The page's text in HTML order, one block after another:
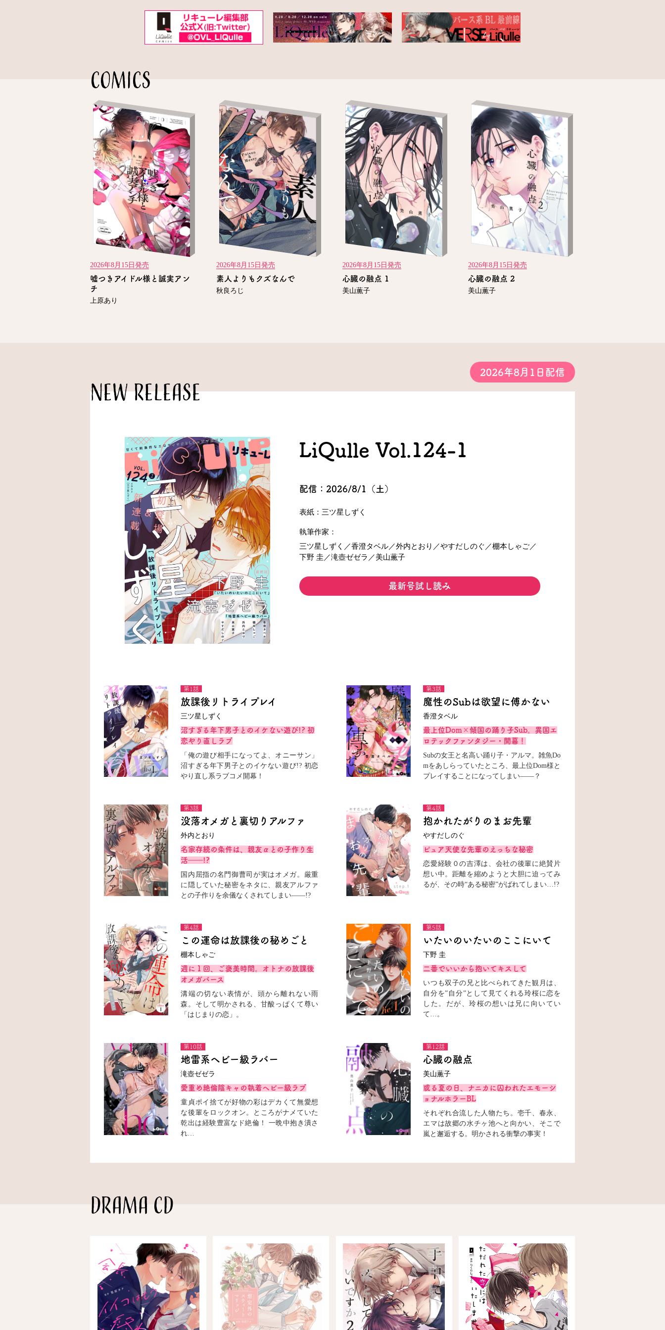
COMICS
2026年8月15日発売
嘘つきアイドル様と誠実アン
チ
上原あり
2026年8月15日発売
素人よりもクズなんで
秋良ろじ
2026年8月15日発売
心臓の融点 1
美山薫子
2026年8月15日発売
心臓の融点 2
美山薫子
NEW RELEASE 2026年8月1日配信
LiQulle Vol.124-1
配信：2026/8/1（土）
表紙：三ツ星しずく
執筆作家：
三ツ星しずく／香澄タベル／外内とおり／やすだしのぐ／棚本しゃご／
下野 圭／滝壺ゼゼラ／美山薫子
最新号試し読み
第1話
放課後リトライプレイ
三ツ星しずく
沼すぎる年下男子とのイケない遊び!? 初
恋やり直しラブ
「俺の遊び相手になってよ、オニーサン」
沼すぎる年下男子とのイケない遊び!? 初恋
やり直し系ラブコメ開幕！
第3話
魔性のSubは欲望に傅かない
香澄タベル
最上位Dom×傾国の踊り子Sub。異国エ
ロテックファンタジー・開幕！
Subの女王と名高い踊り子・アルマ。雑魚Do
mをあしらっていたところ、最上位Dom様と
プレイすることになってしまい――？
第3話
没落オメガと裏切りアルファ
外内とおり
名家存続の条件は、親友αとの子作り生
活――!?
国内屈指の名門御曹司が実はオメガ。厳重
に隠していた秘密をネタに、親友アルファ
との子作りを余儀なくされてしまい――!?
第4話
抱かれたがりのまお先輩
やすだしのぐ
ピュア天使な先輩のえっちな秘密
恋愛経験０の吉澤は、会社の後輩に絶賛片
想い中。距離を縮めようと大胆に迫ってみ
るが、その時“ある秘密”がばれてしまい…!?
第4話
この運命は放課後の秘めごと
棚本しゃご
週に１回、ご褒美時間。オトナの放課後
オメガバース
溝端の切ない表情が、頭から離れない雨
森。そして明かされる、甘酸っぱくて尊い
「はじまりの恋」。
第5話
いたいのいたいのここにいて
下野 圭
二番でいいから抱いてキスして
いつも双子の兄と比べられてきた観月は、
自分を”自分”として見てくれる玲桜に恋を
した。だが、玲桜の想いは兄に向いてい
て…。
第10話
地雷系ヘビー級ラバー
滝壺ゼゼラ
愛重め絶倫陰キャの執着ヘビー級ラブ
童貞ポイ捨てが好物の彩はデカくて無愛想
な後輩をロックオン。ところがナメていた
乾出は経験豊富なド絶倫！ 一晩中抱き潰さ
れ…
第12話
心臓の融点
美山薫子
或る夏の日、ナニカに囚われたエモーシ
ョナルホラーBL
それぞれ合流した人物たち。壱千、春永、
エマは故郷の水チヶ池へと向かい、そこで
嵐と邂逅する。明かされる衝撃の事実！
DRAMA CD